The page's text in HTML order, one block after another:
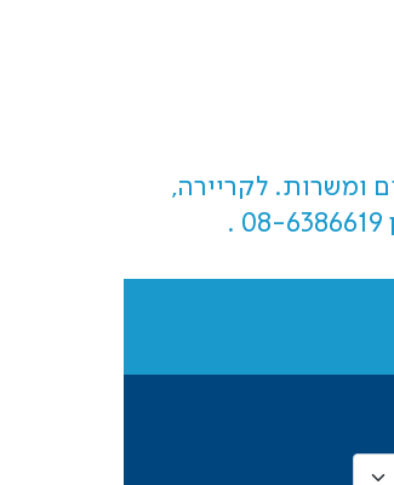
ומשרות. לקריירה,
08-6386619
.